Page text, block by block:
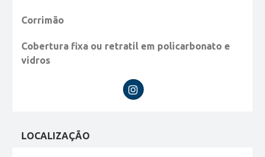
Corrimão
Cobertura fixa ou retratil em policarbonato e
vidros
LOCALIZAÇÃO